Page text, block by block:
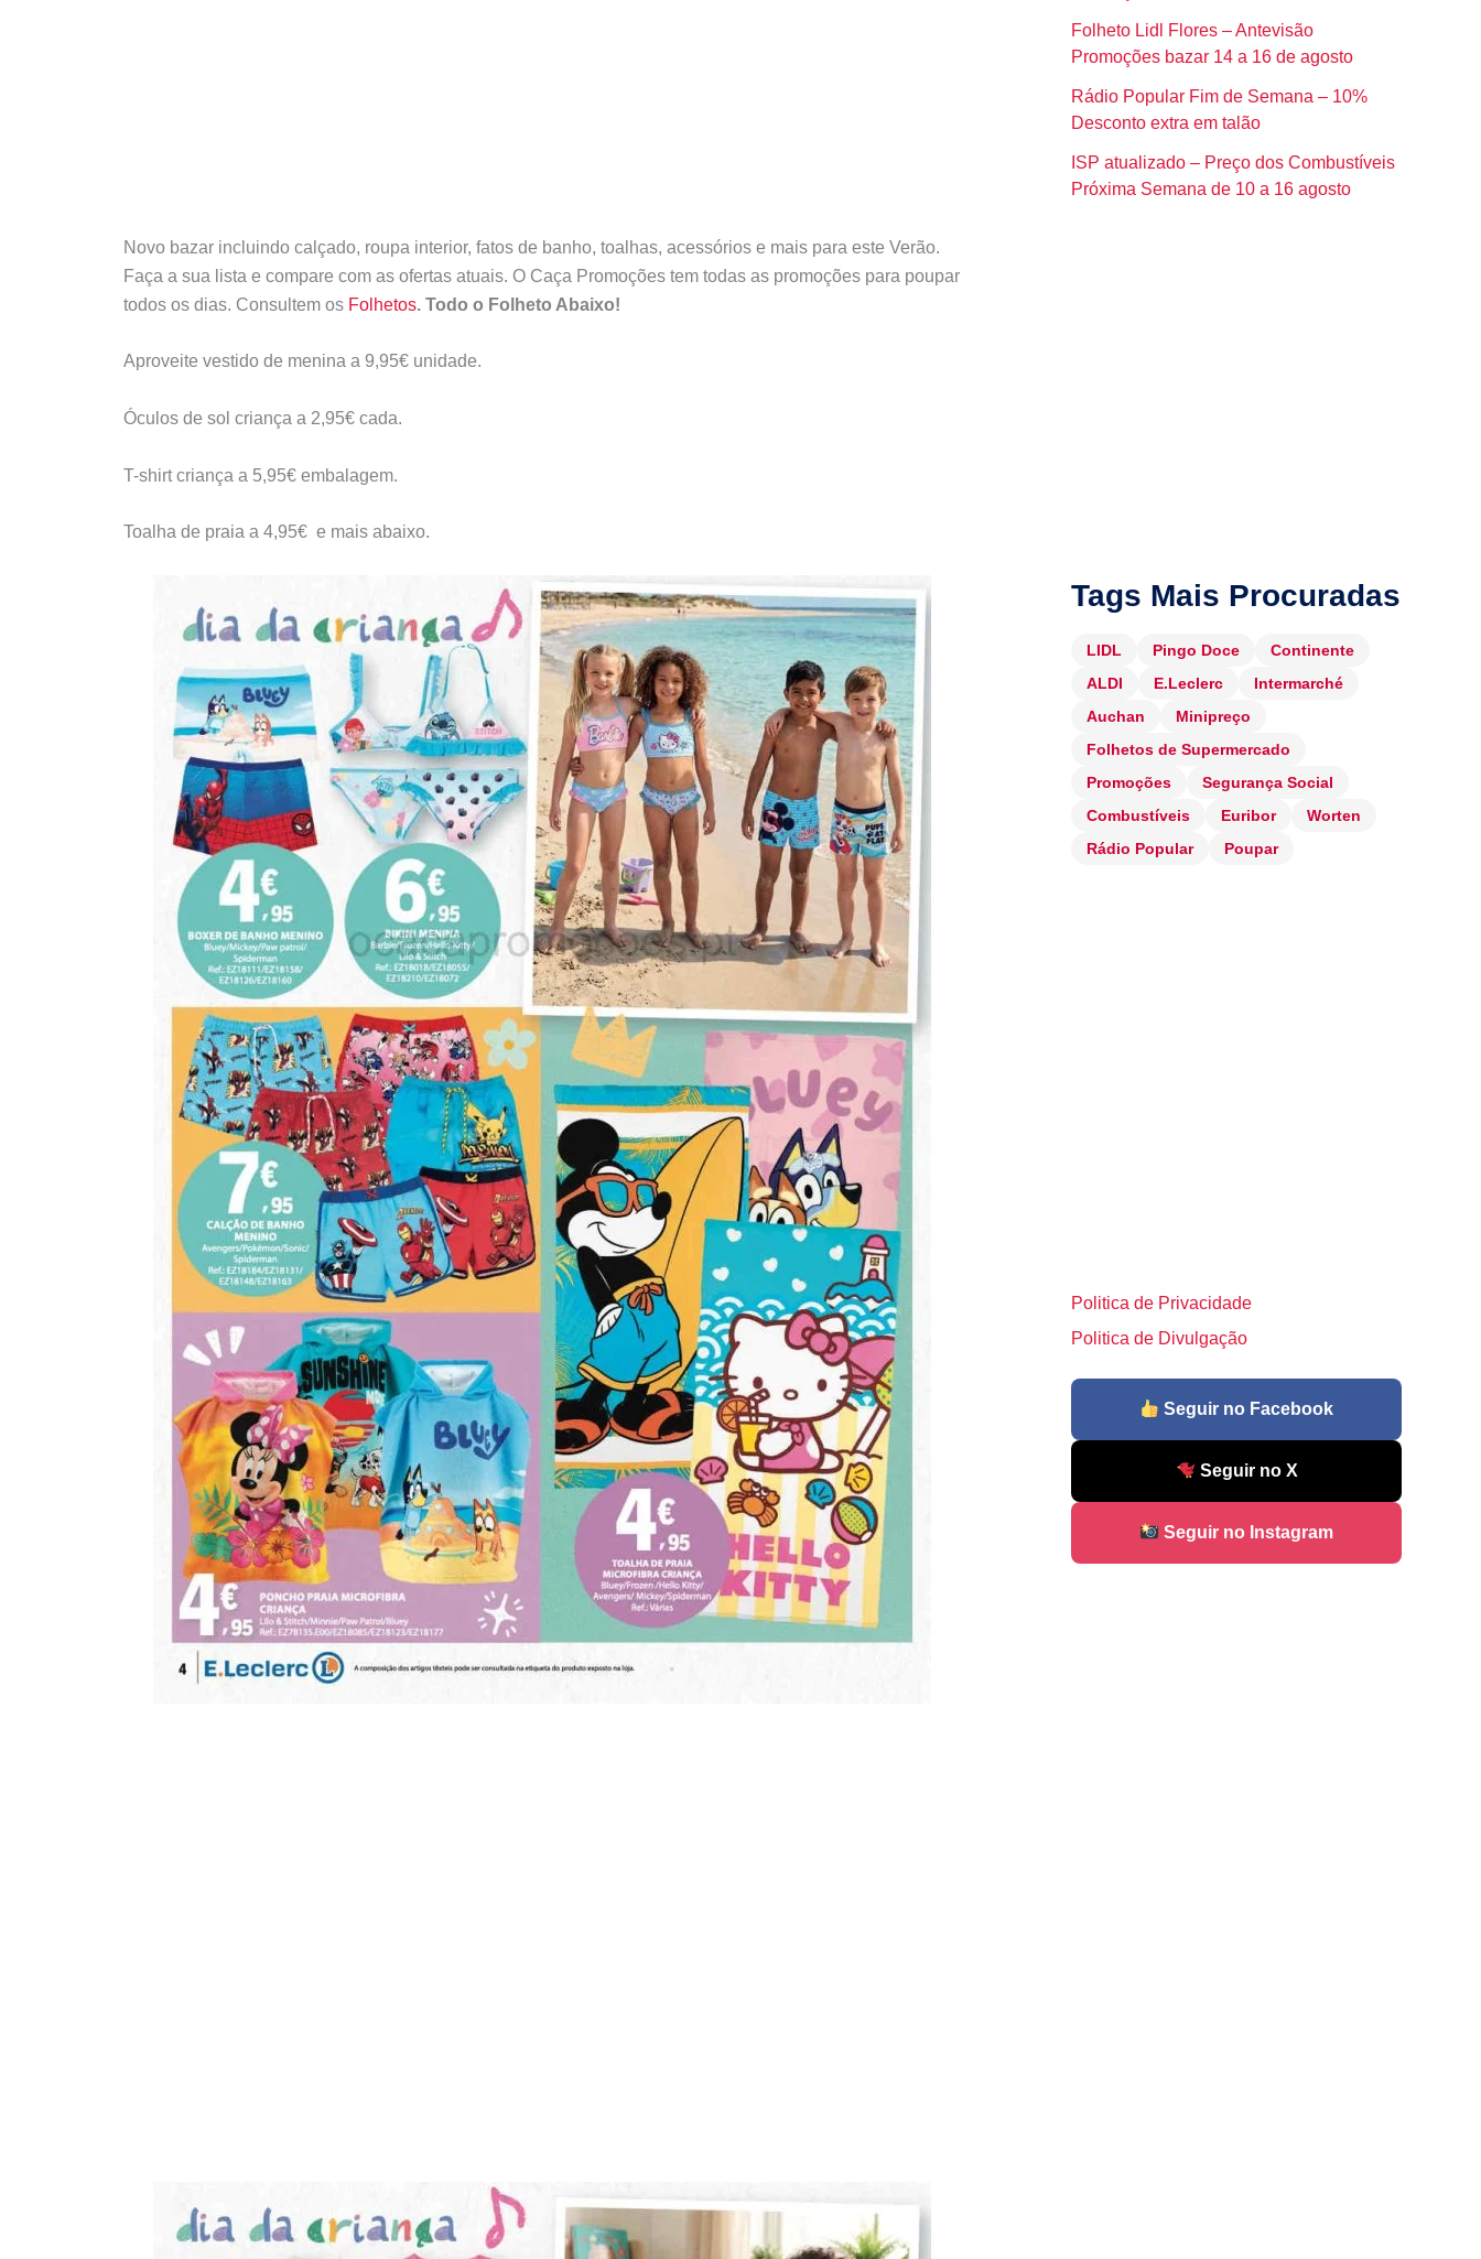
Novo bazar incluindo calçado, roupa interior, fatos de banho, toalhas, acessórios e mais para este Verão.
Faça a sua lista e compare com as ofertas atuais. O Caça Promoções tem todas as promoções para poupar
todos os dias. Consultem os Folhetos. Todo o Folheto Abaixo!
Aproveite vestido de menina a 9,95€ unidade.
Óculos de sol criança a 2,95€ cada.
T-shirt criança a 5,95€ embalagem.
Toalha de praia a 4,95€ e mais abaixo.
Folheto Lidl Flores – Antevisão
Promoções bazar 14 a 16 de agosto
Rádio Popular Fim de Semana – 10%
Desconto extra em talão
ISP atualizado – Preço dos Combustíveis
Próxima Semana de 10 a 16 agosto
Tags Mais Procuradas
LIDL Pingo Doce
Continente
ALDI
E.Leclerc
Intermarché
Auchan
Minipreço
Folhetos de Supermercado
Promoções
Segurança Social
Combustíveis
Euribor
Worten
Rádio Popular
Poupar
Politica de Privacidade
Politica de Divulgação
Seguir no Facebook
Seguir no X
Seguir no Instagram